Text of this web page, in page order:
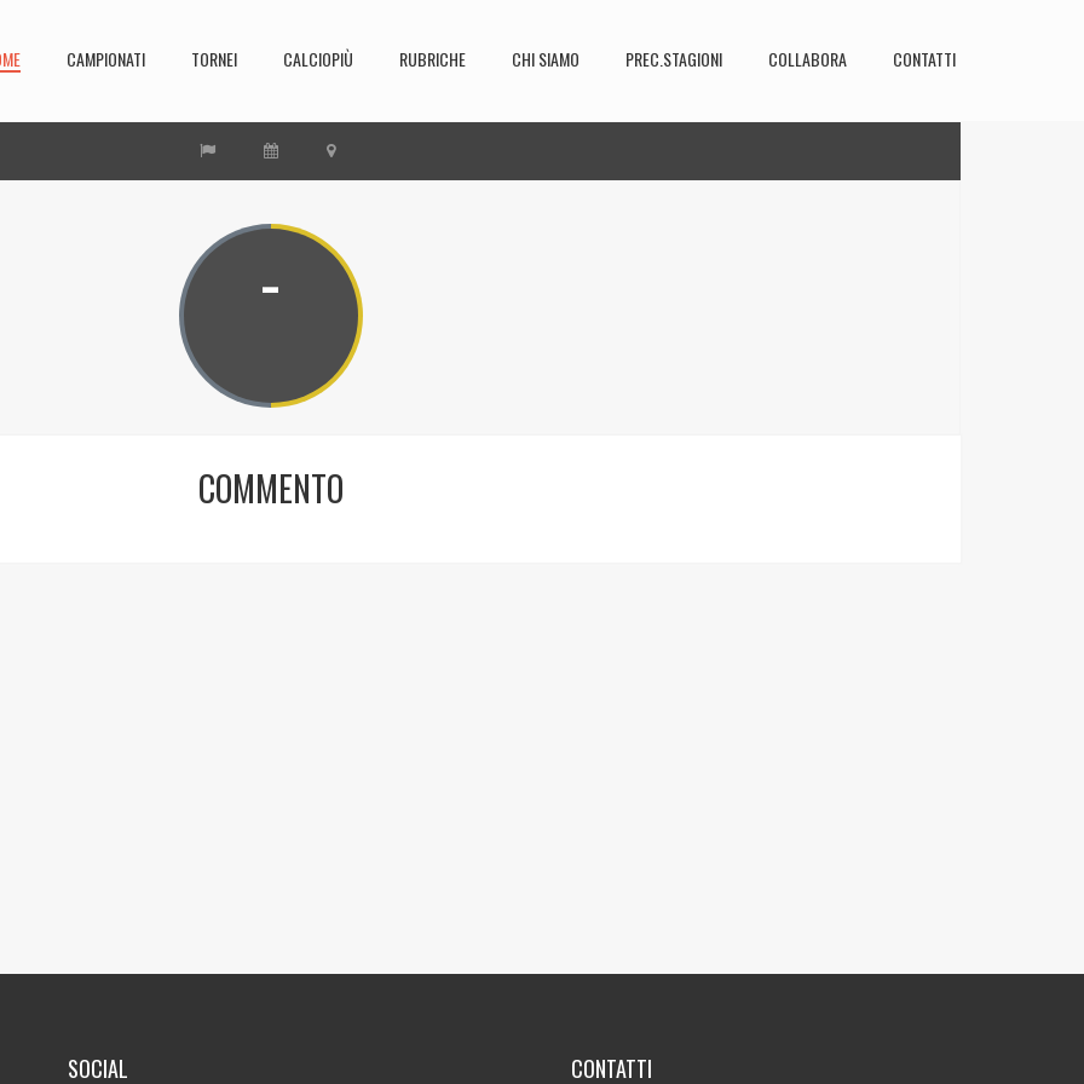
CAMPIONATI TORNEI CALCIOPIÙ RUBRICHE CHI SIAMO PREC.STAGIONI COLLABORA CONTATTI
-
COMMENTO
SOCIAL CONTATTI